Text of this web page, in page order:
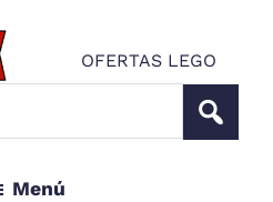
OFERTAS LEGO
Menú